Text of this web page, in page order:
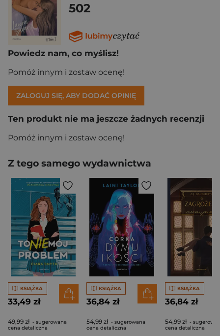
502
Powiedz nam, co myślisz!
Pomóż innym i zostaw ocenę!
ZALOGUJ SIĘ, ABY DODAĆ OPINIĘ
Ten produkt nie ma jeszcze żadnych recenzji
Pomóż innym i zostaw ocenę!
Z tego samego wydawnictwa
KSIĄŻKA
33,49 zł
49,99 zł - sugerowana
cena detaliczna
KSIĄŻKA
36,84 zł
54,99 zł - sugerowana
cena detaliczna
KSIĄŻKA
36,84 zł
54,99 zł -
cena detaliczna